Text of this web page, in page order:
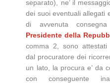
separato), ne’ il
dei suoi eventuali allegati
di avvenuta
Presidente della
comma 2, sono attestati
dal procuratore dei
un lato, la procura e’ da
con conseguente